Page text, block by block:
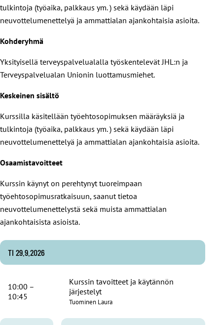
tulkintoja (työaika, palkkaus ym. ) sekä käydään läpi
neuvottelumenettelyä ja ammattialan ajankohtaisia asioita.
Kohderyhmä
Yksityisellä terveyspalvelualalla työskentelevät JHL:n ja
Terveyspalvelualan Unionin luottamusmiehet.
Keskeinen sisältö
Kurssilla käsitellään työehtosopimuksen määräyksiä ja
tulkintoja (työaika, palkkaus ym. ) sekä käydään läpi
neuvottelumenettelyä ja ammattialan ajankohtaisia asioita.
Osaamistavoitteet
Kurssin käynyt on perehtynyt tuoreimpaan
työehtosopimusratkaisuun, saanut tietoa
neuvottelumenettelystä sekä muista ammattialan
ajankohtaisista asioista.
TI 29.9.2026
10:00 –
10:45
Kurssin tavoitteet ja käytännön
järjestelyt
Tuominen Laura